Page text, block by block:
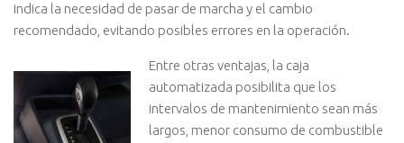
indica la necesidad de pasar de marcha y el cambio
recomendado, evitando posibles errores en la operación.
Entre otras ventajas, la caja
automatizada posibilita que los
intervalos de mantenimiento sean más
largos, menor consumo de combustible